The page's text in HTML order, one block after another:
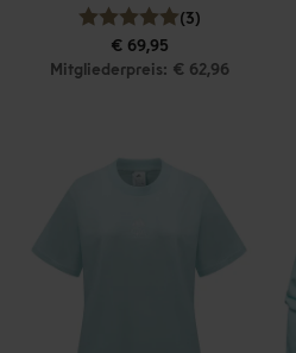
(3)
€ 69,95
Mitgliederpreis: € 62,96